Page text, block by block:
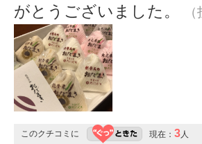
がとうございました。
このクチコミに 現在： 3人